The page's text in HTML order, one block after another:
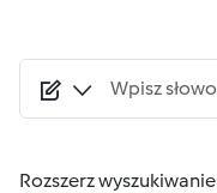
Rozszerz wyszukiwanie